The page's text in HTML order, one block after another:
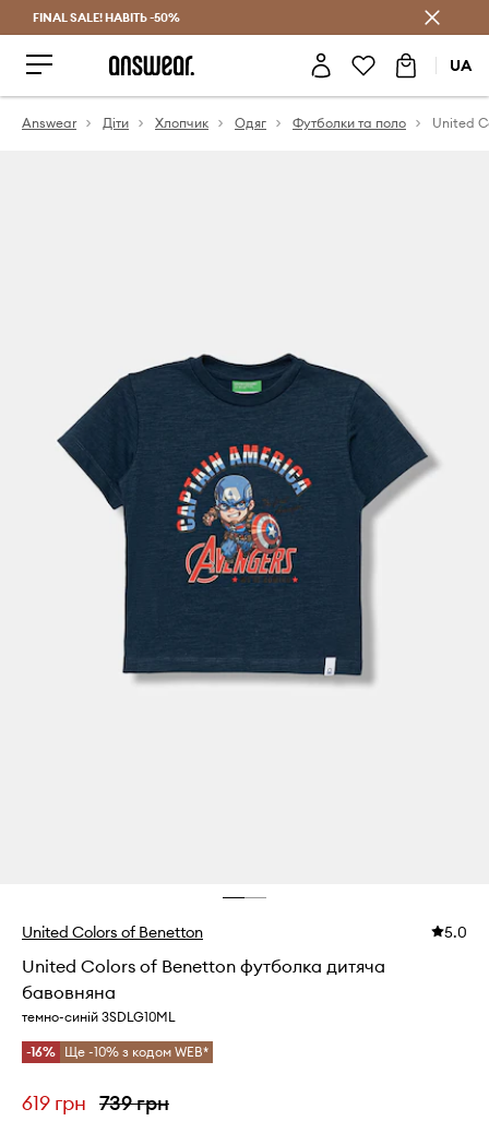
Заощаджуй з Answear Club
FINAL SALE! НАВІТЬ -50%
UA
Answear Діти Хлопчик Одяг Футболки та поло
United Colors of Benetton 5.0
United Colors of Benetton футболка дитяча
бавовняна
темно-синій 3SDLG10ML
-16% Ще -10% з кодом WEB*
619 грн 739 грн